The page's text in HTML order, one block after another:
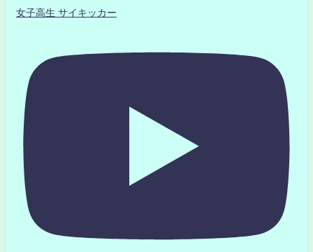
女子高生 サイキッカー